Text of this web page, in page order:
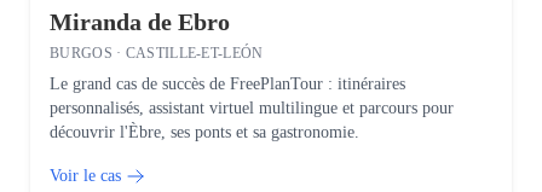
Miranda de Ebro
BURGOS · CASTILLE-ET-LEÓN
Le grand cas de succès de FreePlanTour : itinéraires
personnalisés, assistant virtuel multilingue et parcours pour
découvrir l'Èbre, ses ponts et sa gastronomie.
Voir le cas